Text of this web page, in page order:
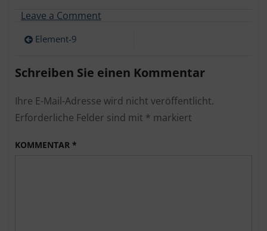
Leave a Comment
Beitragsnavigation
Element-9
Schreiben Sie einen Kommentar
Ihre E-Mail-Adresse wird nicht veröffentlicht.
Erforderliche Felder sind mit * markiert
KOMMENTAR *